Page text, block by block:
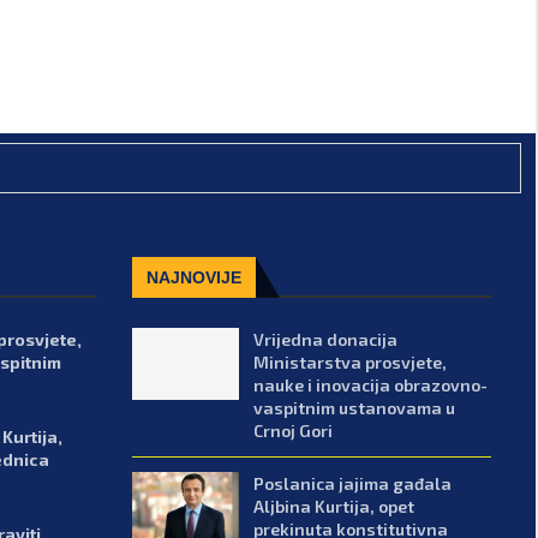
NAJNOVIJE
Vrijedna donacija
Ministarstva prosvjete,
nauke i inovacija obrazovno-
vaspitnim ustanovama u
Crnoj Gori
Poslanica jajima gađala
Aljbina Kurtija, opet
prekinuta konstitutivna